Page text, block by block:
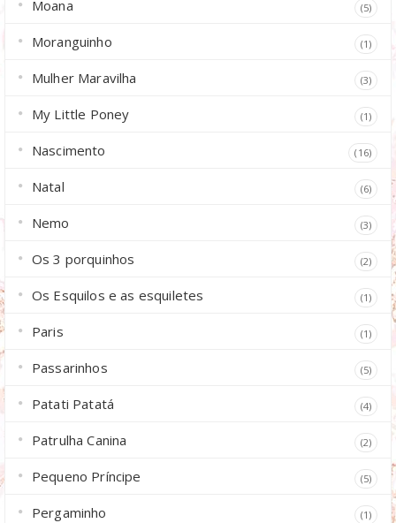
Moana (5)
Moranguinho (1)
Mulher Maravilha (3)
My Little Poney (1)
Nascimento (16)
Natal (6)
Nemo (3)
Os 3 porquinhos (2)
Os Esquilos e as esquiletes (1)
Paris (1)
Passarinhos (5)
Patati Patatá (4)
Patrulha Canina (2)
Pequeno Príncipe (5)
Pergaminho (1)